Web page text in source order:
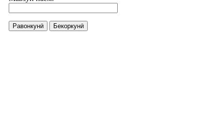
Равонкунӣ Бекоркунӣ